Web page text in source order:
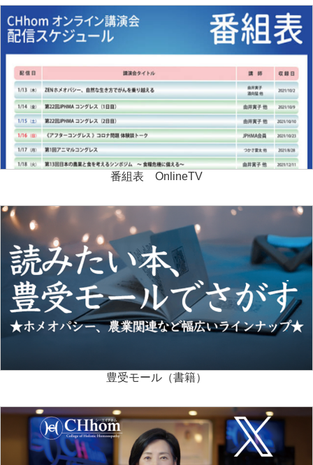
番組表 OnlineTV
豊受モール（書籍）